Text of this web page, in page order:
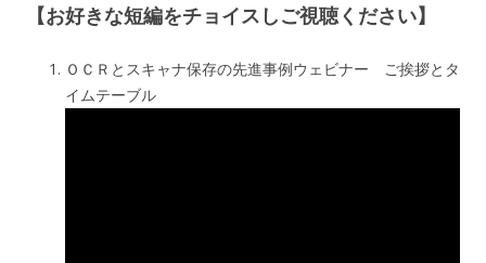
【お好きな短編をチョイスしご視聴ください】
ＯＣＲとスキャナ保存の先進事例ウェビナー ご挨拶とタ
イムテーブル